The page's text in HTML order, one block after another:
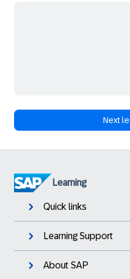
Next
Learning
Quick links
Learning Support
About SAP